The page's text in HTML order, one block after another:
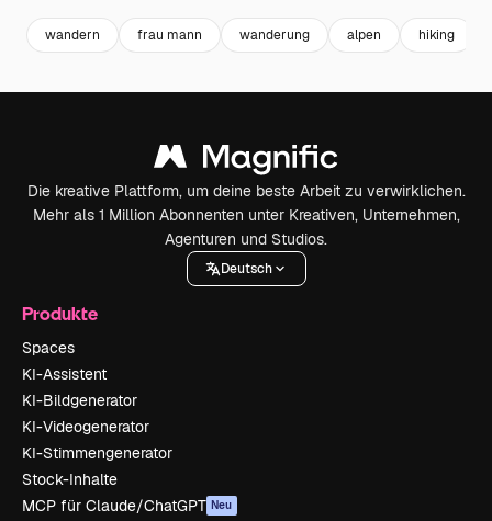
wandern frau mann wanderung alpen hiking
Die kreative Plattform, um deine beste Arbeit zu verwirklichen.
Mehr als 1 Million Abonnenten unter Kreativen, Unternehmen,
Agenturen und Studios.
Deutsch
Produkte
Spaces
KI-Assistent
KI-Bildgenerator
KI-Videogenerator
KI-Stimmengenerator
Stock-Inhalte
MCP für Claude/ChatGPT Neu